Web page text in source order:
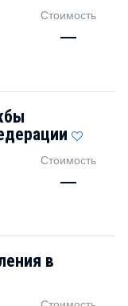
Стоимость
—
Стоимость
—
в